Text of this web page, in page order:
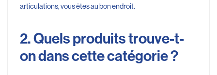
articulations, vous êtes au bon endroit.
2. Quels produits trouve-t-
on dans cette catégorie ?